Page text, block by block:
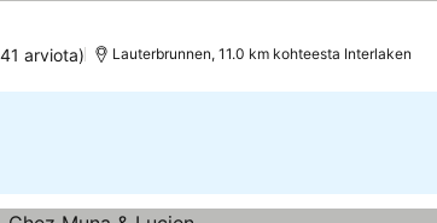
arviota) Lauterbrunnen, 11.0 km kohteesta Interlaken